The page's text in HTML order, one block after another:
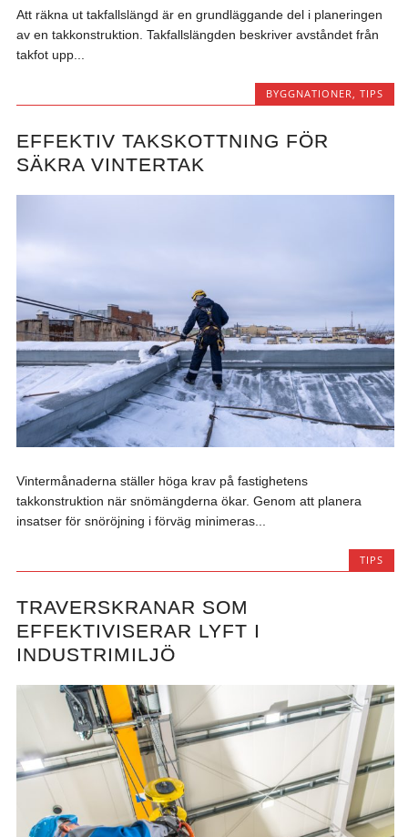
Att räkna ut takfallslängd är en grundläggande del i planeringen
av en takkonstruktion. Takfallslängden beskriver avståndet från
takfot upp...
BYGGNATIONER TIPS
EFFEKTIV TAKSKOTTNING FÖR
SÄKRA VINTERTAK
Vintermånaderna ställer höga krav på fastighetens
takkonstruktion när snömängderna ökar. Genom att planera
insatser för snöröjning i förväg minimeras...
TIPS
TRAVERSKRANAR SOM
EFFEKTIVISERAR LYFT I
INDUSTRIMILJÖ